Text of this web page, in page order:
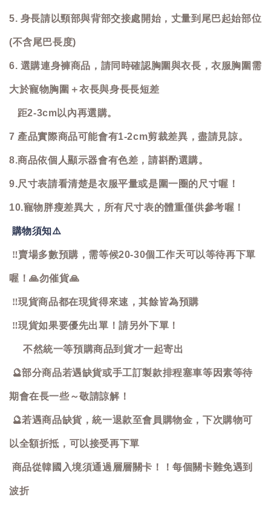
5. 身長請以頸部與背部交接處開始，丈量到尾巴起始部位
(不含尾巴長度)
6. 選購連身褲商品，請同時確認胸圍與衣長，衣服胸圍需
大於寵物胸圍＋衣長與身長長短差
距2-3cm以內再選購。
7 產品實際商品可能會有1-2cm剪裁差異，盡請見諒。
8.商品依個人顯示器會有色差，請斟酌選購。
9.尺寸表請看清楚是衣服平量或是圍一圈的尺寸喔！
10.寵物胖瘦差異大，所有尺寸表的體重僅供參考喔！
購物須知⚠️
‼️賣場多數預購，需等候20-30個工作天可以等待再下單
喔！🙏勿催貨🙏
‼️現貨商品都在現貨得來速，其餘皆為預購
‼️現貨如果要優先出單！請另外下單！
不然統一等預購商品到貨才一起寄出
🔮部分商品若遇缺貨或手工訂製款排程塞車等因素等待
期會在長一些～敬請諒解！
🔮若遇商品缺貨，統一退款至會員購物金，下次購物可
以全額折抵，可以接受再下單
商品從韓國入境須通過層層關卡！！每個關卡難免遇到
波折